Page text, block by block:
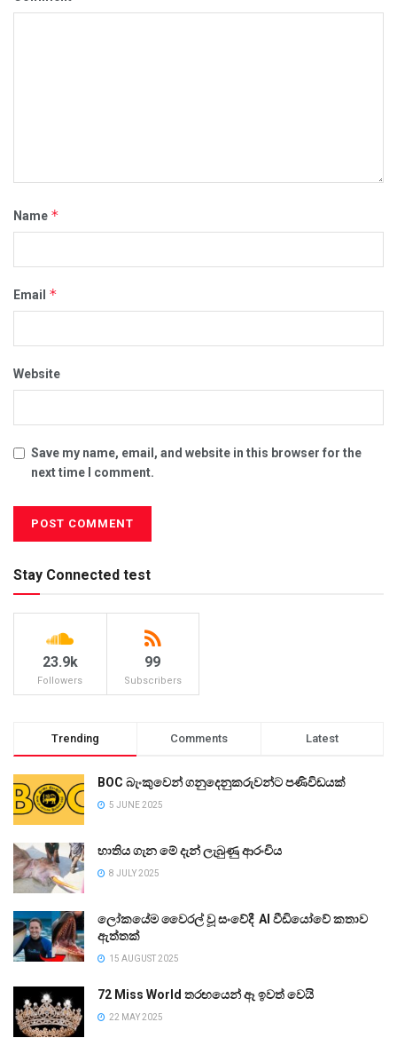
Name *
Email *
Website
Save my name, email, and website in this browser for the
next time I comment.
Stay Connected test
23.9k
Followers
99
Subscribers
Trending Comments Latest
BOC බැංකුවෙන් ගනුදෙනුකරුවන්ට පණිවිඩයක්
5 JUNE 2025
භාතිය ගැන මේ දැන් ලැබුණු ආරංචිය
8 JULY 2025
ලෝකයේම වෛරල් වූ සංවේදී AI වීඩියෝවේ කතාව
ඇත්තක්
15 AUGUST 2025
72 Miss World තරඟයෙන් ඈ ඉවත් වෙයි
22 MAY 2025